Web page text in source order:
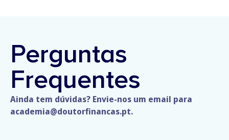
Perguntas
Frequentes
Ainda tem dúvidas? Envie-nos um email para
academia@doutorfinancas.pt.